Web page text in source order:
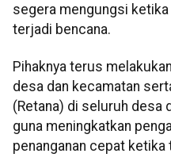
segera mengungsi
terjadi bencana.
Pihaknya terus
desa dan kecamatan
(Retana) di seluruh desa
guna meningkatkan
penanganan cepat ketika